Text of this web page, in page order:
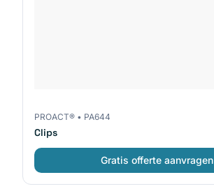
PROACT® • PA644
Clips
Gratis offerte aanvragen